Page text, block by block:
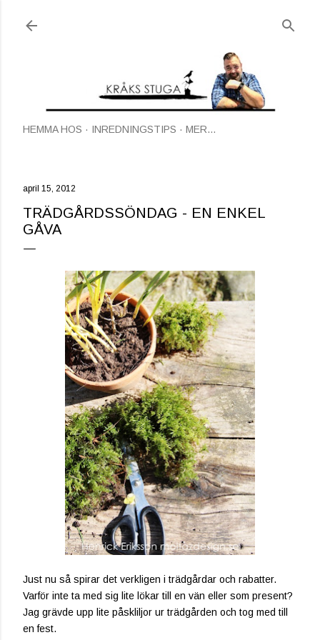
HEMMA HOS INREDNINGSTIPS MER…
april 15, 2012
TRÄDGÅRDSSÖNDAG - EN ENKEL
GÅVA
Just nu så spirar det verkligen i trädgårdar och rabatter.
Varför inte ta med sig lite lökar till en vän eller som present?
Jag grävde upp lite påskliljor ur trädgården och tog med till
en fest.